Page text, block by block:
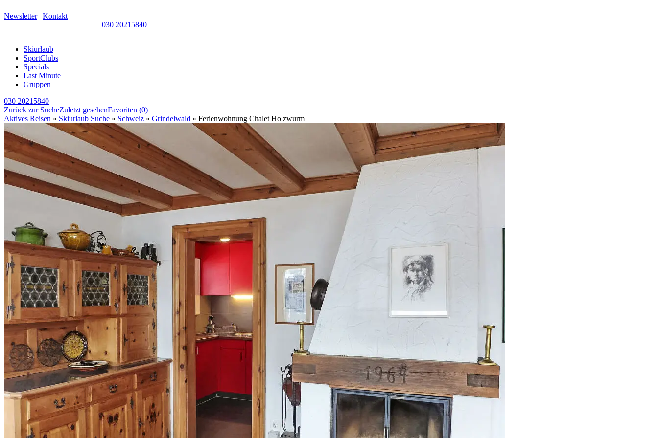
Newsletter| Kontakt
030 20215840
Skiurlaub
SportClubs
Specials
Last Minute
Gruppen
030 20215840
Zurück zur SucheZuletzt gesehenFavoriten (0)
Aktives Reisen » Skiurlaub Suche » Schweiz » Grindelwald » Ferienwohnung Chalet Holzwurm